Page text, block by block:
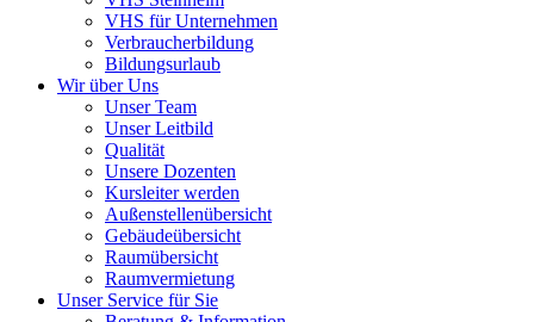
VHS für Unternehmen
Verbraucherbildung
Bildungsurlaub
Wir über Uns
Unser Team
Unser Leitbild
Qualität
Unsere Dozenten
Kursleiter werden
Außenstellenübersicht
Gebäudeübersicht
Raumübersicht
Raumvermietung
Unser Service für Sie